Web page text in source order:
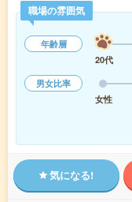
職場の雰囲気
年齢層
20代
男女比率
女性
気になる!